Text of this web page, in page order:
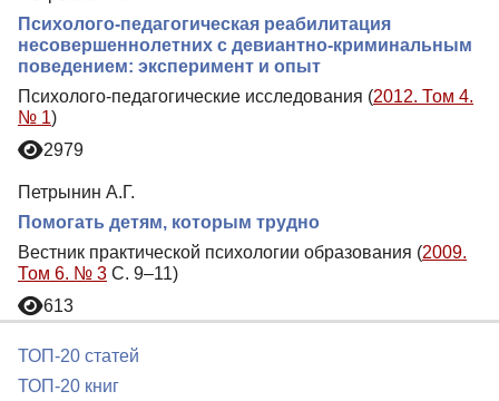
Психолого-педагогическая реабилитация
несовершеннолетних с девиантно-криминальным
поведением: эксперимент и опыт
Психолого-педагогические исследования (2012. Том 4.
№ 1)
2979
Петрынин А.Г.
Помогать детям, которым трудно
Вестник практической психологии образования (2009.
Том 6. № 3 С. 9–11)
613
ТОП-20 статей
ТОП-20 книг